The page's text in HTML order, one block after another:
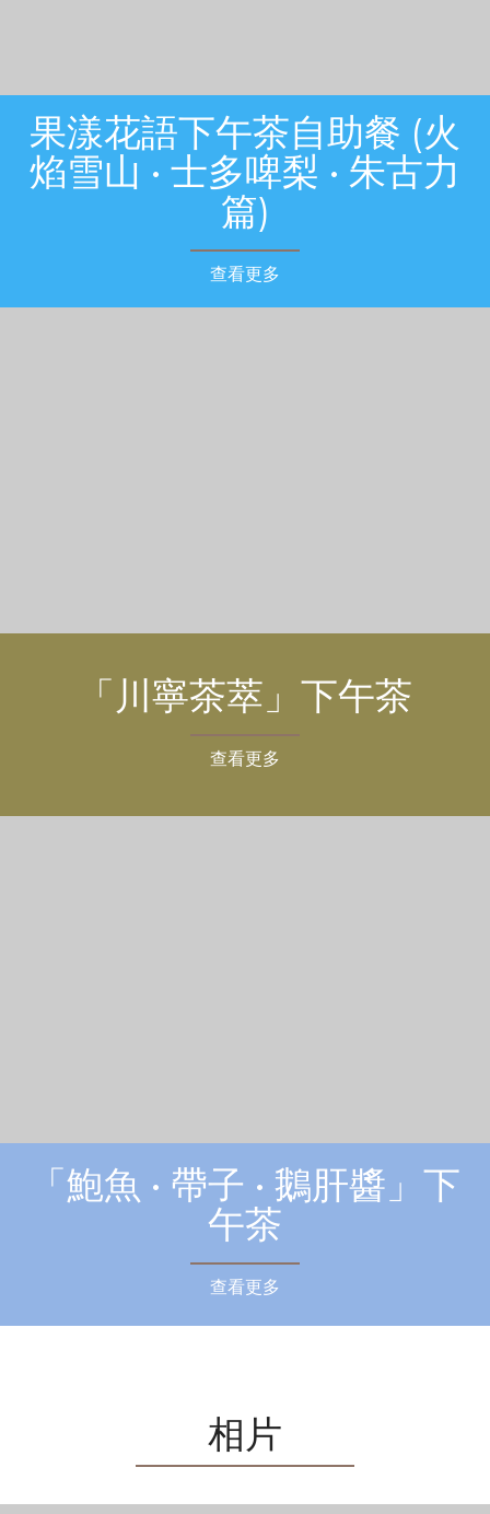
果漾花語下午茶自助餐 (火
焰雪山 • 士多啤梨 • 朱古力
篇)
查看更多
「川寧茶萃」下午茶
查看更多
「鮑魚 • 帶子 • 鵝肝醬」下
午茶
查看更多
相片